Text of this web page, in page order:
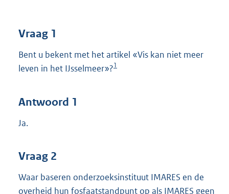
Vraag 1
Bent u bekent met het artikel «Vis kan niet meer
leven in het IJsselmeer»?1
Antwoord 1
Ja.
Vraag 2
Waar baseren onderzoeksinstituut IMARES en de
overheid hun fosfaatstandpunt op als IMARES geen